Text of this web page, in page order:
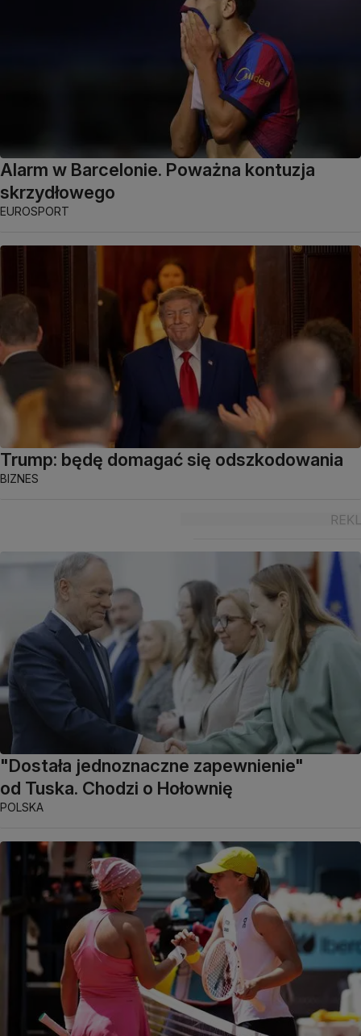
Alarm w Barcelonie. Poważna kontuzja
skrzydłowego
EUROSPORT
Trump: będę domagać się odszkodowania
BIZNES
"Dostała jednoznaczne zapewnienie"
od Tuska. Chodzi o Hołownię
POLSKA